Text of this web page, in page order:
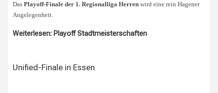
DasPlayoff-Finale der 1. Regionalliga Herren wird eine rein Hagener
Angelegenheit.
Weiterlesen: Playoff Stadtmeisterschaften
Unified-Finale in Essen